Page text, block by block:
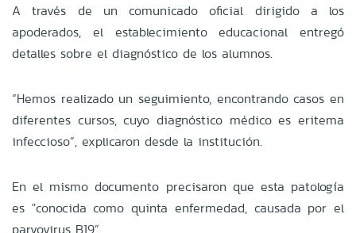
A través de un comunicado oficial dirigido a los
apoderados, el establecimiento educacional entregó
detalles sobre el diagnóstico de los alumnos.
“Hemos realizado un seguimiento, encontrando casos en
diferentes cursos, cuyo diagnóstico médico es eritema
infeccioso”, explicaron desde la institución.
En el mismo documento precisaron que esta patología
es "conocida como quinta enfermedad, causada por el
parvovirus B19”.